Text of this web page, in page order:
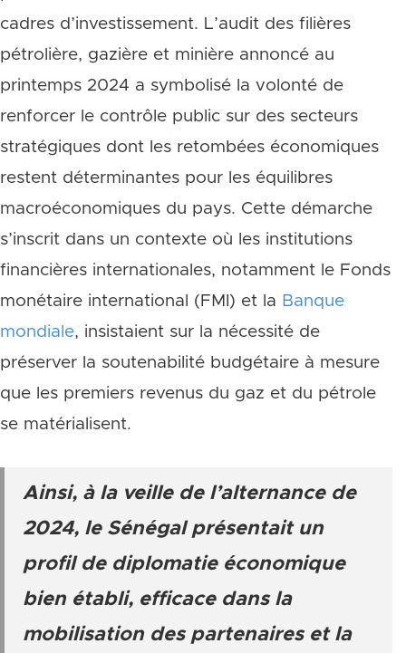
cadres d’investissement. L’audit des filières
pétrolière, gazière et minière annoncé au
printemps 2024 a symbolisé la volonté de
renforcer le contrôle public sur des secteurs
stratégiques dont les retombées économiques
restent déterminantes pour les équilibres
macroéconomiques du pays. Cette démarche
s’inscrit dans un contexte où les institutions
financières internationales, notamment le Fonds
monétaire international (FMI) et la Banque
mondiale, insistaient sur la nécessité de
préserver la soutenabilité budgétaire à mesure
que les premiers revenus du gaz et du pétrole
se matérialisent.
Ainsi, à la veille de l’alternance de
2024, le Sénégal présentait un
profil de diplomatie économique
bien établi, efficace dans la
mobilisation des partenaires et la